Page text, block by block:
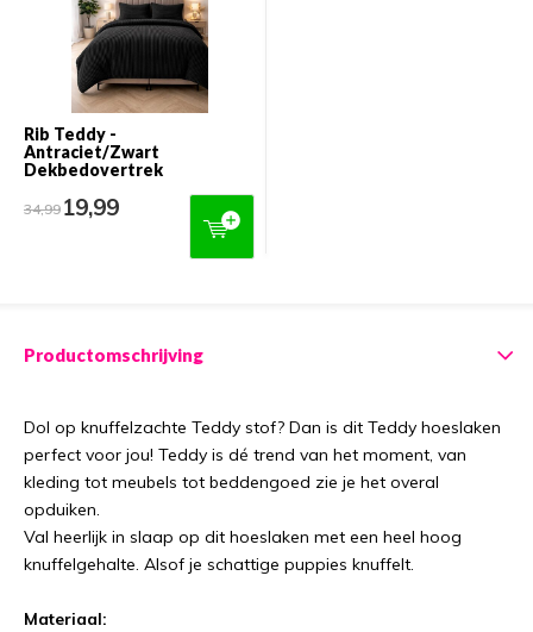
Rib Teddy -
Antraciet/Zwart
Dekbedovertrek
34,9919,99
Productomschrijving
Dol op knuffelzachte Teddy stof? Dan is dit Teddy hoeslaken
perfect voor jou! Teddy is dé trend van het moment, van
kleding tot meubels tot beddengoed zie je het overal
opduiken.
Val heerlijk in slaap op dit hoeslaken met een heel hoog
knuffelgehalte. Alsof je schattige puppies knuffelt.
Materiaal: